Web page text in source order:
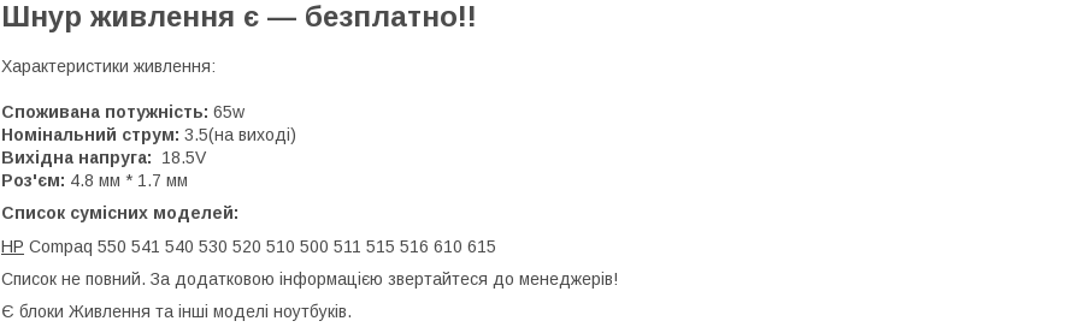
Шнур живлення є — безплатно!!
Характеристики живлення:
Споживана потужність: 65w
Номінальний струм: 3.5(на виході)
Вихідна напруга: 18.5V
Роз'єм: 4.8 мм * 1.7 мм
Список сумісних моделей:
HP Compaq 550 541 540 530 520 510 500 511 515 516 610 615
Список не повний. За додатковою інформацією звертайтеся до менеджерів!
Є блоки Живлення та інші моделі ноутбуків.